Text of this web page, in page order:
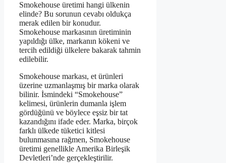
Smokehouse üretimi hangi ülkenin
elinde? Bu sorunun cevabı oldukça
merak edilen bir konudur.
Smokehouse markasının üretiminin
yapıldığı ülke, markanın kökeni ve
tercih edildiği ülkelere bakarak tahmin
edilebilir.
Smokehouse markası, et ürünleri
üzerine uzmanlaşmış bir marka olarak
bilinir. İsmindeki “Smokehouse”
kelimesi, ürünlerin dumanla işlem
gördüğünü ve böylece eşsiz bir tat
kazandığını ifade eder. Marka, birçok
farklı ülkede tüketici kitlesi
bulunmasına rağmen, Smokehouse
üretimi genellikle Amerika Birleşik
Devletleri’nde gerçekleştirilir.